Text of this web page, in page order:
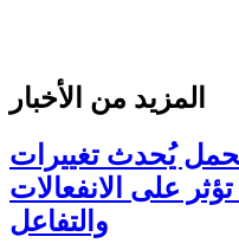
المزيد من الأخبار
يُحدث تغييرات
على الانفعالات
والتفاعل